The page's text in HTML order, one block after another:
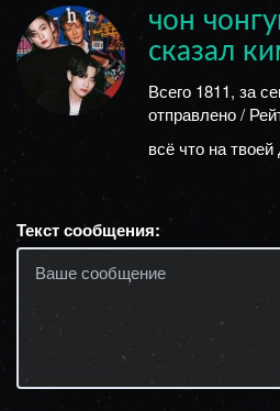
чон
сказал
Всего 1811, за
отправлено /
всё что на
Текст сообщения: